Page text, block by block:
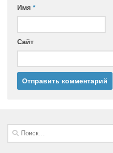
Имя *
Сайт
Найти: